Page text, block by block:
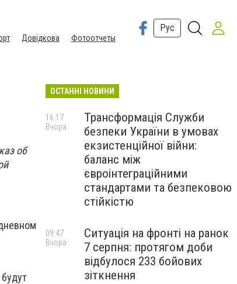
Довідкова Фотоотчеты
Рус
об
ОСТАННІ НОВИНИ
Трансформація Служби
безпеки України в умовах
екзистенційної війни:
баланс між
євроінтеграційними
стандартами та безпековою
стійкістю
16:17
Вчора
Ситуація на фронті на ранок
7 серпня: протягом доби
відбулося 233 бойових
зіткнення
09:47
Вчора